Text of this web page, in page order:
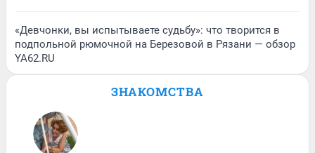
«Девчонки, вы испытываете судьбу»: что творится в
подпольной рюмочной на Березовой в Рязани — обзор
YA62.RU
ЗНАКОМСТВА